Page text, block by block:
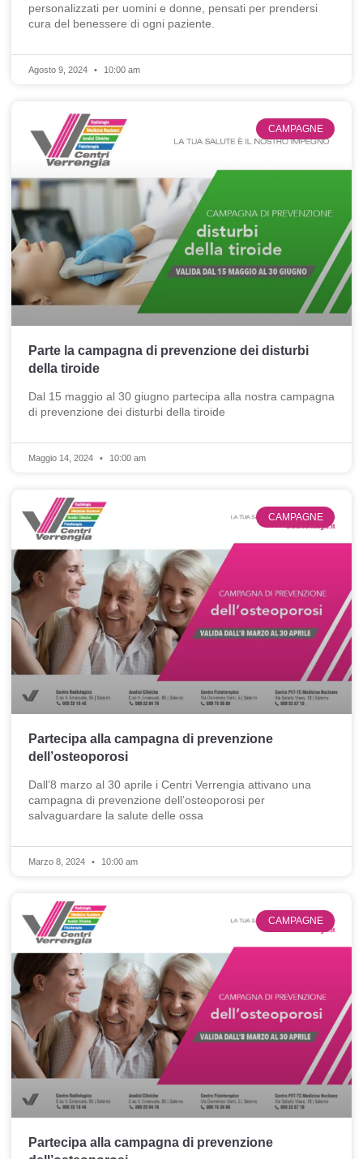
personalizzati per uomini e donne, pensati per prendersi
cura del benessere di ogni paziente.
Agosto 9, 2024 10:00 am
CAMPAGNE
Parte la campagna di prevenzione dei disturbi
della tiroide
Dal 15 maggio al 30 giugno partecipa alla nostra campagna
di prevenzione dei disturbi della tiroide
Maggio 14, 2024 10:00 am
CAMPAGNE
Partecipa alla campagna di prevenzione
dell’osteoporosi
Dall’8 marzo al 30 aprile i Centri Verrengia attivano una
campagna di prevenzione dell’osteoporosi per
salvaguardare la salute delle ossa
Marzo 8, 2024 10:00 am
CAMPAGNE
Partecipa alla campagna di prevenzione